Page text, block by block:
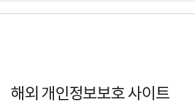
해외 개인정보보호 사이트